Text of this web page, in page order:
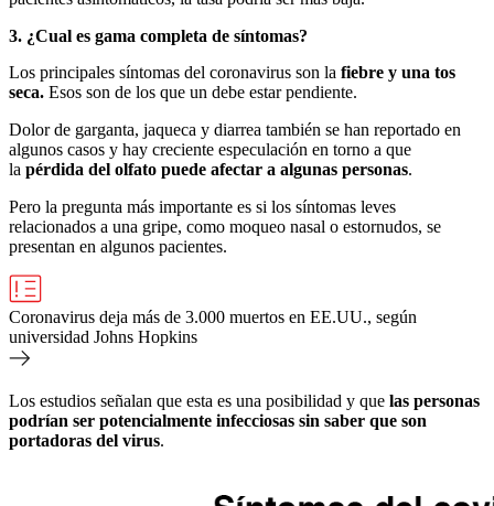
3. ¿Cual es gama completa de síntomas?
Los principales síntomas del coronavirus son la fiebre y una tos
seca. Esos son de los que un debe estar pendiente.
Dolor de garganta, jaqueca y diarrea también se han reportado en
algunos casos y hay creciente especulación en torno a que
la pérdida del olfato puede afectar a algunas personas.
Pero la pregunta más importante es si los síntomas leves
relacionados a una gripe, como moqueo nasal o estornudos, se
presentan en algunos pacientes.
Coronavirus deja más de 3.000 muertos en EE.UU., según
universidad Johns Hopkins
Los estudios señalan que esta es una posibilidad y que las personas
podrían ser potencialmente infecciosas sin saber que son
portadoras del virus.